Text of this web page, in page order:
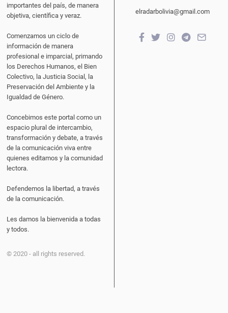
importantes del país, de manera
objetiva, científica y veraz.
Comenzamos un ciclo de
información de manera
profesional e imparcial, primando
los Derechos Humanos, el Bien
Colectivo, la Justicia Social, la
Preservación del Ambiente y la
Igualdad de Género.
Concebimos este portal como un
espacio plural de intercambio,
transformación y debate, a través
de la comunicación viva entre
quienes editamos y la comunidad
lectora.
Defendemos la libertad, a través
de la comunicación.
Les damos la bienvenida a todas
y todos.
© 2020 - all rights reserved.
elradarbolivia@gmail.com